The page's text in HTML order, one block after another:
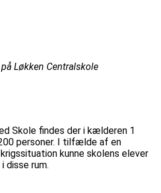
Løkken Centralskole
Skole findes der i kælderen 1
personer. I tilfælde af en
kunne skolens elever
disse rum.